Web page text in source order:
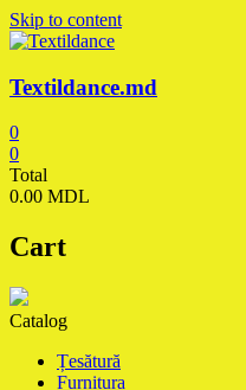
Skip to content
Textildance.md
0
0
Total
0.00 MDL
Cart
Catalog
Țesătură
Furnitura